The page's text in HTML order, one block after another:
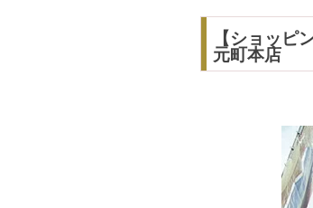
【ショッ
元町本店